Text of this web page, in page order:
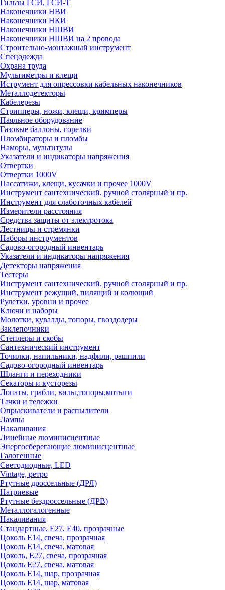
Гильзы ГСИ, ГСИ-Т
Наконечники НВИ
Наконечники НКИ
Наконечники НШВИ
Наконечники НШВИ на 2 провода
Строительно-монтажный инструмент
Спецодежда
Охрана труда
Мультиметры и клещи
Иструмент для опрессовки кабельных наконечников
Металлодетекторы
Кабелерезы
Стрипперы, ножи, клещи, кримперы
Паяльное оборудование
Газовые баллоны, горелки
Пломбираторы и пломбы
Наморы, мультитулы
Указатели и индикаторы напряжения
Отвертки
Отвертки 1000V
Пассатижи, клещи, кусачки и прочее 1000V
Инструмент сантехнический, ручной столярный и пр.
Инструмент для слаботочных кабелей
Измерители расстояния
Средства защиты от электротока
Лестницы и стремянки
Наборы инструментов
Садово-огородный инвентарь
Указатели и индикаторы напряжения
Детекторы напряжения
Тестеры
Инструмент сантехнический, ручной столярный и пр.
Инструмент режущий, пилящий и колющий
Рулетки, уровни и прочее
Ключи и наборы
Молотки, кувалды, топоры, гвоздодеры
Заклепочники
Степлеры и скобы
Сантехнический инструмент
Точилки, напильники, надфили, рашпили
Садово-огородный инвентарь
Шланги и переходники
Секаторы и кусторезы
Лопаты, грабли, вилы,топоры,мотыги
Тачки и тележки
Опрыскиватели и распылители
Лампы
Накаливания
Линейные люминисцентные
Энергосберегающие люминисцентные
Галогенные
Светодиодные, LED
Vintage, ретро
Ртутные дроссельные (ДРЛ)
Натриевые
Ртутные бездроссельные (ДРВ)
Металлогалогенные
Накаливания
Стандартные, Е27, Е40, прозрачные
Цоколь Е14, свеча, прозрачная
Цоколь Е14, свеча, матовая
Цоколь, Е27, свеча, прозрачная
Цоколь Е27, свеча, матовая
Цоколь Е14, шар, прозрачная
Цоколь Е14, шар, матовая